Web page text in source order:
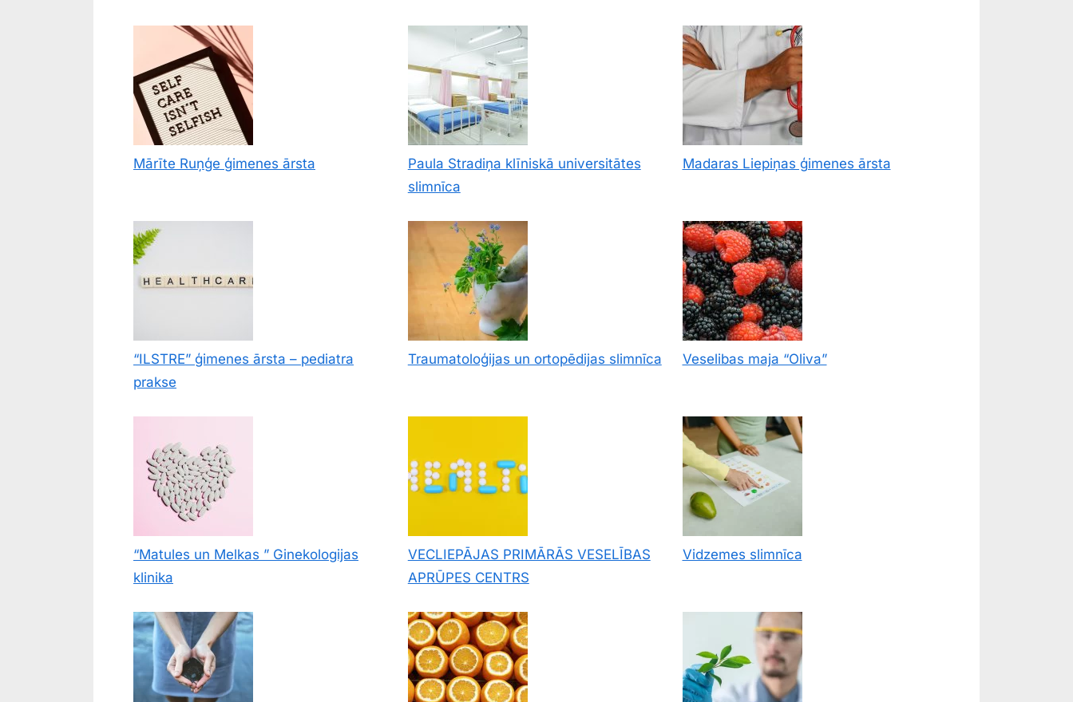
Mārīte Ruņģe ģimenes ārsta
Paula Stradiņa klīniskā universitātes
slimnīca
Madaras Liepiņas ģimenes ārsta
“ILSTRE” ģimenes ārsta – pediatra
prakse
Traumatoloģijas un ortopēdijas slimnīca Veselibas maja “Oliva”
“Matules un Melkas ” Ginekologijas
klinika
VECLIEPĀJAS PRIMĀRĀS VESELĪBAS
APRŪPES CENTRS
Vidzemes slimnīca